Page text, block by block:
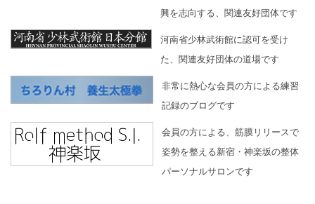
興を志向する、関連友好団体です
河南省少林武術館に認可を受け
た、関連友好団体の道場です
非常に熱心な会員の方による練習
記録のブログです
会員の方による、筋膜リリースで
姿勢を整える新宿・神楽坂の整体
パーソナルサロンです